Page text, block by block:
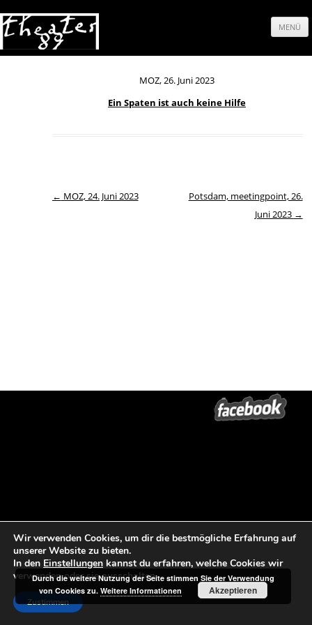
MENÜ
Springe
MOZ, 26. Juni 2023
Ein Spaten ist auch keine Hilfe
Beitrags-Navigation
← MOZ, 24. Juni 2023
Potsdam, meetingpoint, 26.
Juni 2023 →
Wir verwenden Cookies, um dir die bestmögliche Erfahrung auf
unserer Website zu bieten.
In den Einstellungen kannst du erfahren, welche Cookies wir
verwenden oder sie ausschalten.
Zustimmen
Durch die weitere Nutzung der Seite stimmen Sie der Verwendung
von Cookies zu.Weitere Informationen Akzeptieren